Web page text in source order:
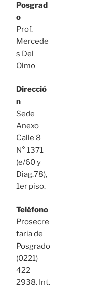
Posgrad
o
Prof.
Mercede
s Del
Olmo
Direcció
n
Sede
Anexo
Calle 8
N° 1371
(e/60 y
Diag.78),
1er piso.
Teléfono
Prosecre
taria de
Posgrado
(0221)
422
2938. Int.